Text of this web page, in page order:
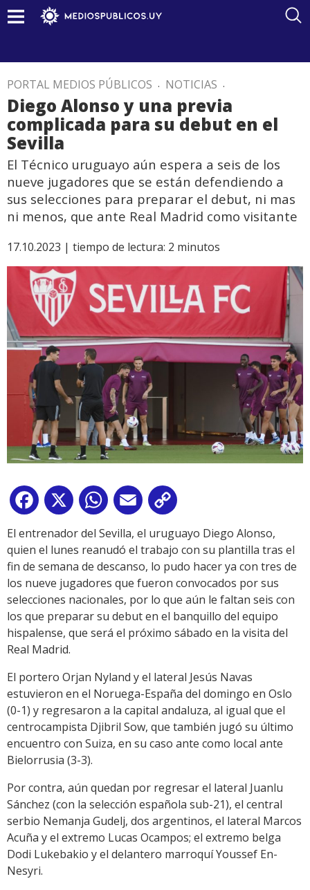
PORTAL MEDIOS PÚBLICOS . NOTICIAS .
Diego Alonso y una previa
complicada para su debut en el
Sevilla
El Técnico uruguayo aún espera a seis de los
nueve jugadores que se están defendiendo a
sus selecciones para preparar el debut, ni mas
ni menos, que ante Real Madrid como visitante
17.10.2023 | tiempo de lectura: 2 minutos
Facebook
X WhatsApp
Email
Link
El entrenador del Sevilla, el uruguayo Diego Alonso,
quien el lunes reanudó el trabajo con su plantilla tras el
fin de semana de descanso, lo pudo hacer ya con tres de
los nueve jugadores que fueron convocados por sus
selecciones nacionales, por lo que aún le faltan seis con
los que preparar su debut en el banquillo del equipo
hispalense, que será el próximo sábado en la visita del
Real Madrid.
El portero Orjan Nyland y el lateral Jesús Navas
estuvieron en el Noruega-España del domingo en Oslo
(0-1) y regresaron a la capital andaluza, al igual que el
centrocampista Djibril Sow, que también jugó su último
encuentro con Suiza, en su caso ante como local ante
Bielorrusia (3-3).
Por contra, aún quedan por regresar el lateral Juanlu
Sánchez (con la selección española sub-21), el central
serbio Nemanja Gudelj, dos argentinos, el lateral Marcos
Acuña y el extremo Lucas Ocampos; el extremo belga
Dodi Lukebakio y el delantero marroquí Youssef En-
Nesyri.